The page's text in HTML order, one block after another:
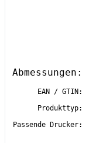
Abmessungen:
EAN / GTIN:
Produkttyp:
Passende Drucker: